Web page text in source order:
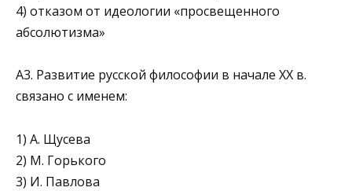
4) отказом от идеологии «просвещенного
абсолютизма»
A3. Развитие русской философии в начале XX в.
связано с именем:
1) А. Щусева
2) М. Горького
3) И. Павлова